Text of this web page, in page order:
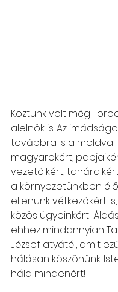
Köztünk volt még
alelnök is. Az
továbbra is a moldvai
magyarokért,
vezetőikért,
a környezetünkben
ellenünk vétkezőkért
közös ügyeinkért!
ehhez mindannyian
József atyától, amit
hálásan köszönünk.
hála mindenért!